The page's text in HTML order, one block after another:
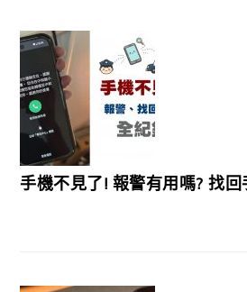
手機不見了! 報警有用嗎? 找